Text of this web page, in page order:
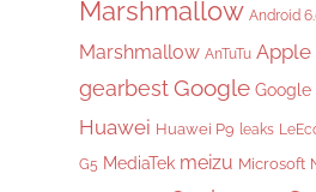
Marshmallow Android
Marshmallow AnTuTu Apple
gearbestGoogle Google
Huawei Huawei P9 leaks
G5 MediaTek meizu Microsoft